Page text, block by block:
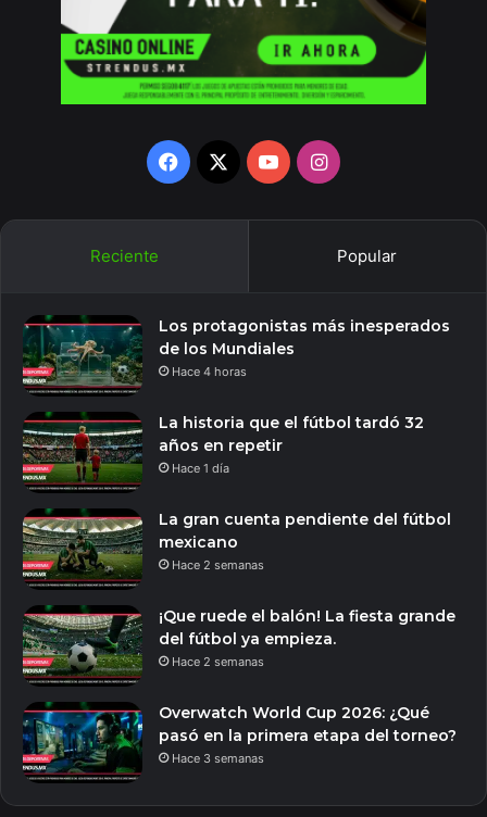
Facebook
X YouTubeInstagram
Reciente Popular
Los protagonistas más inesperados
de los Mundiales
Hace 4 horas
La historia que el fútbol tardó 32
años en repetir
Hace 1 día
La gran cuenta pendiente del fútbol
mexicano
Hace 2 semanas
¡Que ruede el balón! La fiesta grande
del fútbol ya empieza.
Hace 2 semanas
Overwatch World Cup 2026: ¿Qué
pasó en la primera etapa del torneo?
Hace 3 semanas